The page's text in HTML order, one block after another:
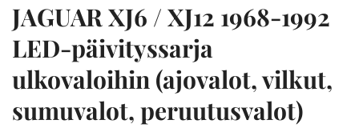
JAGUAR XJ6 / XJ12 1968-1992
LED-päivityssarja
ulkovaloihin (ajovalot, vilkut,
sumuvalot, peruutusvalot)